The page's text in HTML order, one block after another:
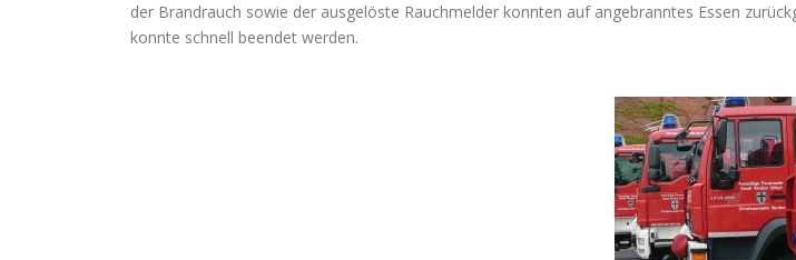
der Brandrauch sowie der ausgelöste Rauchmelder konnten auf angebranntes Essen
konnte schnell beendet werden.